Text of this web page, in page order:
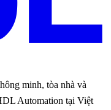
minh, tòa nhà và
Automation tại Việt